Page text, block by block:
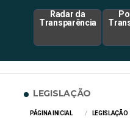
Radar da
Transparência
LEGISLAÇÃO
PÁGINA INICIAL LEGISLAÇÃO